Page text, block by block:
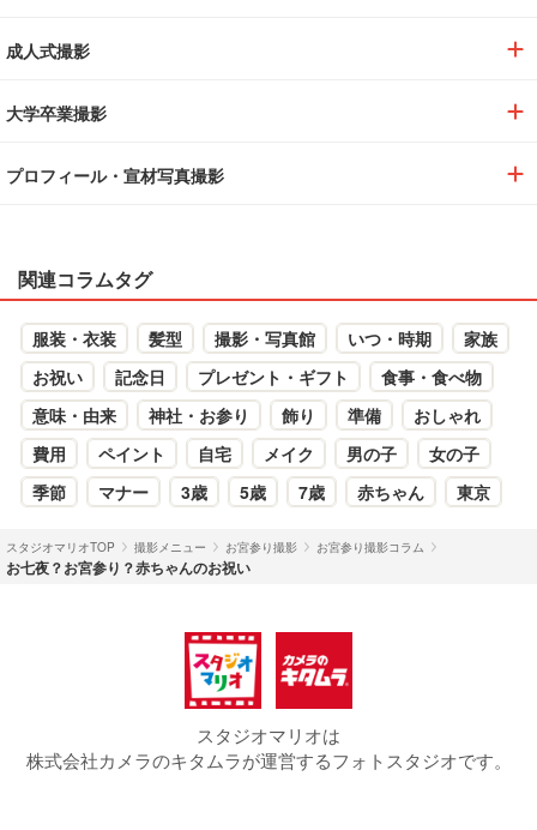
成人式撮影
大学卒業撮影
プロフィール・宣材写真撮影
関連コラムタグ
服装・衣装 髪型 撮影・写真館 いつ・時期
家族
お祝い
記念日 プレゼント・ギフト
食事・食べ物
意味・由来
神社・お参り 飾り 準備
おしゃれ
費用
ペイント 自宅 メイク 男の子
女の子
季節
マナー 3歳 5歳 7歳 赤ちゃん 東京
スタジオマリオTOP 撮影メニュー お宮参り撮影 お宮参り撮影コラム
お七夜？お宮参り？赤ちゃんのお祝い
スタジオマリオは
株式会社カメラのキタムラが運営するフォトスタジオです。